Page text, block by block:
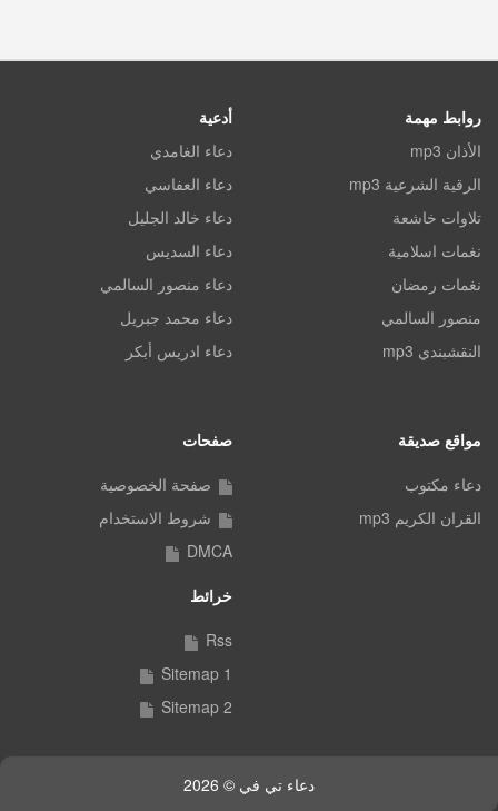
روابط مهمة
الأذان mp3
الرقية الشرعية mp3
تلاوات خاشعة
نغمات اسلامية
نغمات رمضان
منصور السالمي
النقشبندي mp3
أدعية
دعاء الغامدي
دعاء العفاسي
دعاء خالد الجليل
دعاء السديس
دعاء منصور السالمي
دعاء محمد جبريل
دعاء ادريس أبكر
مواقع صديقة
دعاء مكتوب
القران الكريم mp3
صفحات
صفحة الخصوصية
شروط الاستخدام
DMCA
خرائط
Rss
Sitemap 1
Sitemap 2
دعاء تي في © 2026